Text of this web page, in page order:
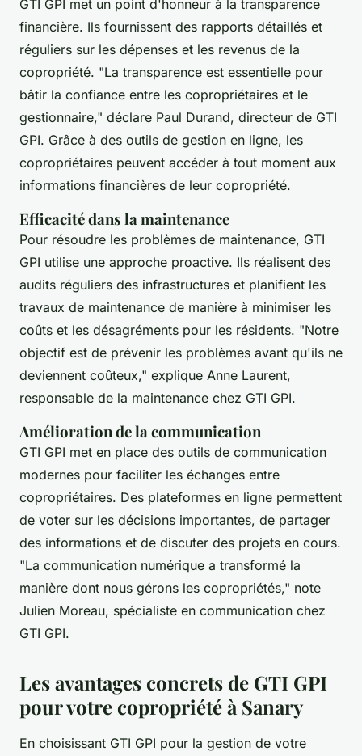
GTI GPI met un point d'honneur à la transparence
financière. Ils fournissent des rapports détaillés et
réguliers sur les dépenses et les revenus de la
copropriété. "La transparence est essentielle pour
bâtir la confiance entre les copropriétaires et le
gestionnaire," déclare Paul Durand, directeur de GTI
GPI. Grâce à des outils de gestion en ligne, les
copropriétaires peuvent accéder à tout moment aux
informations financières de leur copropriété.
Efficacité dans la maintenance
Pour résoudre les problèmes de maintenance, GTI
GPI utilise une approche proactive. Ils réalisent des
audits réguliers des infrastructures et planifient les
travaux de maintenance de manière à minimiser les
coûts et les désagréments pour les résidents. "Notre
objectif est de prévenir les problèmes avant qu'ils ne
deviennent coûteux," explique Anne Laurent,
responsable de la maintenance chez GTI GPI.
Amélioration de la communication
GTI GPI met en place des outils de communication
modernes pour faciliter les échanges entre
copropriétaires. Des plateformes en ligne permettent
de voter sur les décisions importantes, de partager
des informations et de discuter des projets en cours.
"La communication numérique a transformé la
manière dont nous gérons les copropriétés," note
Julien Moreau, spécialiste en communication chez
GTI GPI.
Les avantages concrets de GTI GPI
pour votre copropriété à Sanary
En choisissant GTI GPI pour la gestion de votre